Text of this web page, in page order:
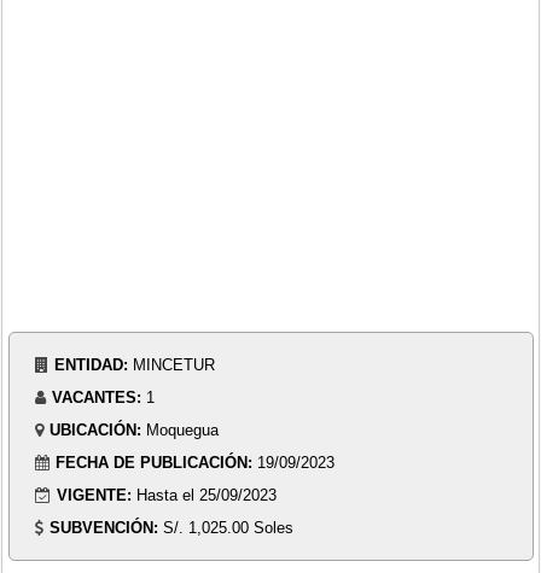
ENTIDAD: MINCETUR
VACANTES: 1
UBICACIÓN: Moquegua
FECHA DE PUBLICACIÓN: 19/09/2023
VIGENTE: Hasta el 25/09/2023
SUBVENCIÓN: S/. 1,025.00 Soles